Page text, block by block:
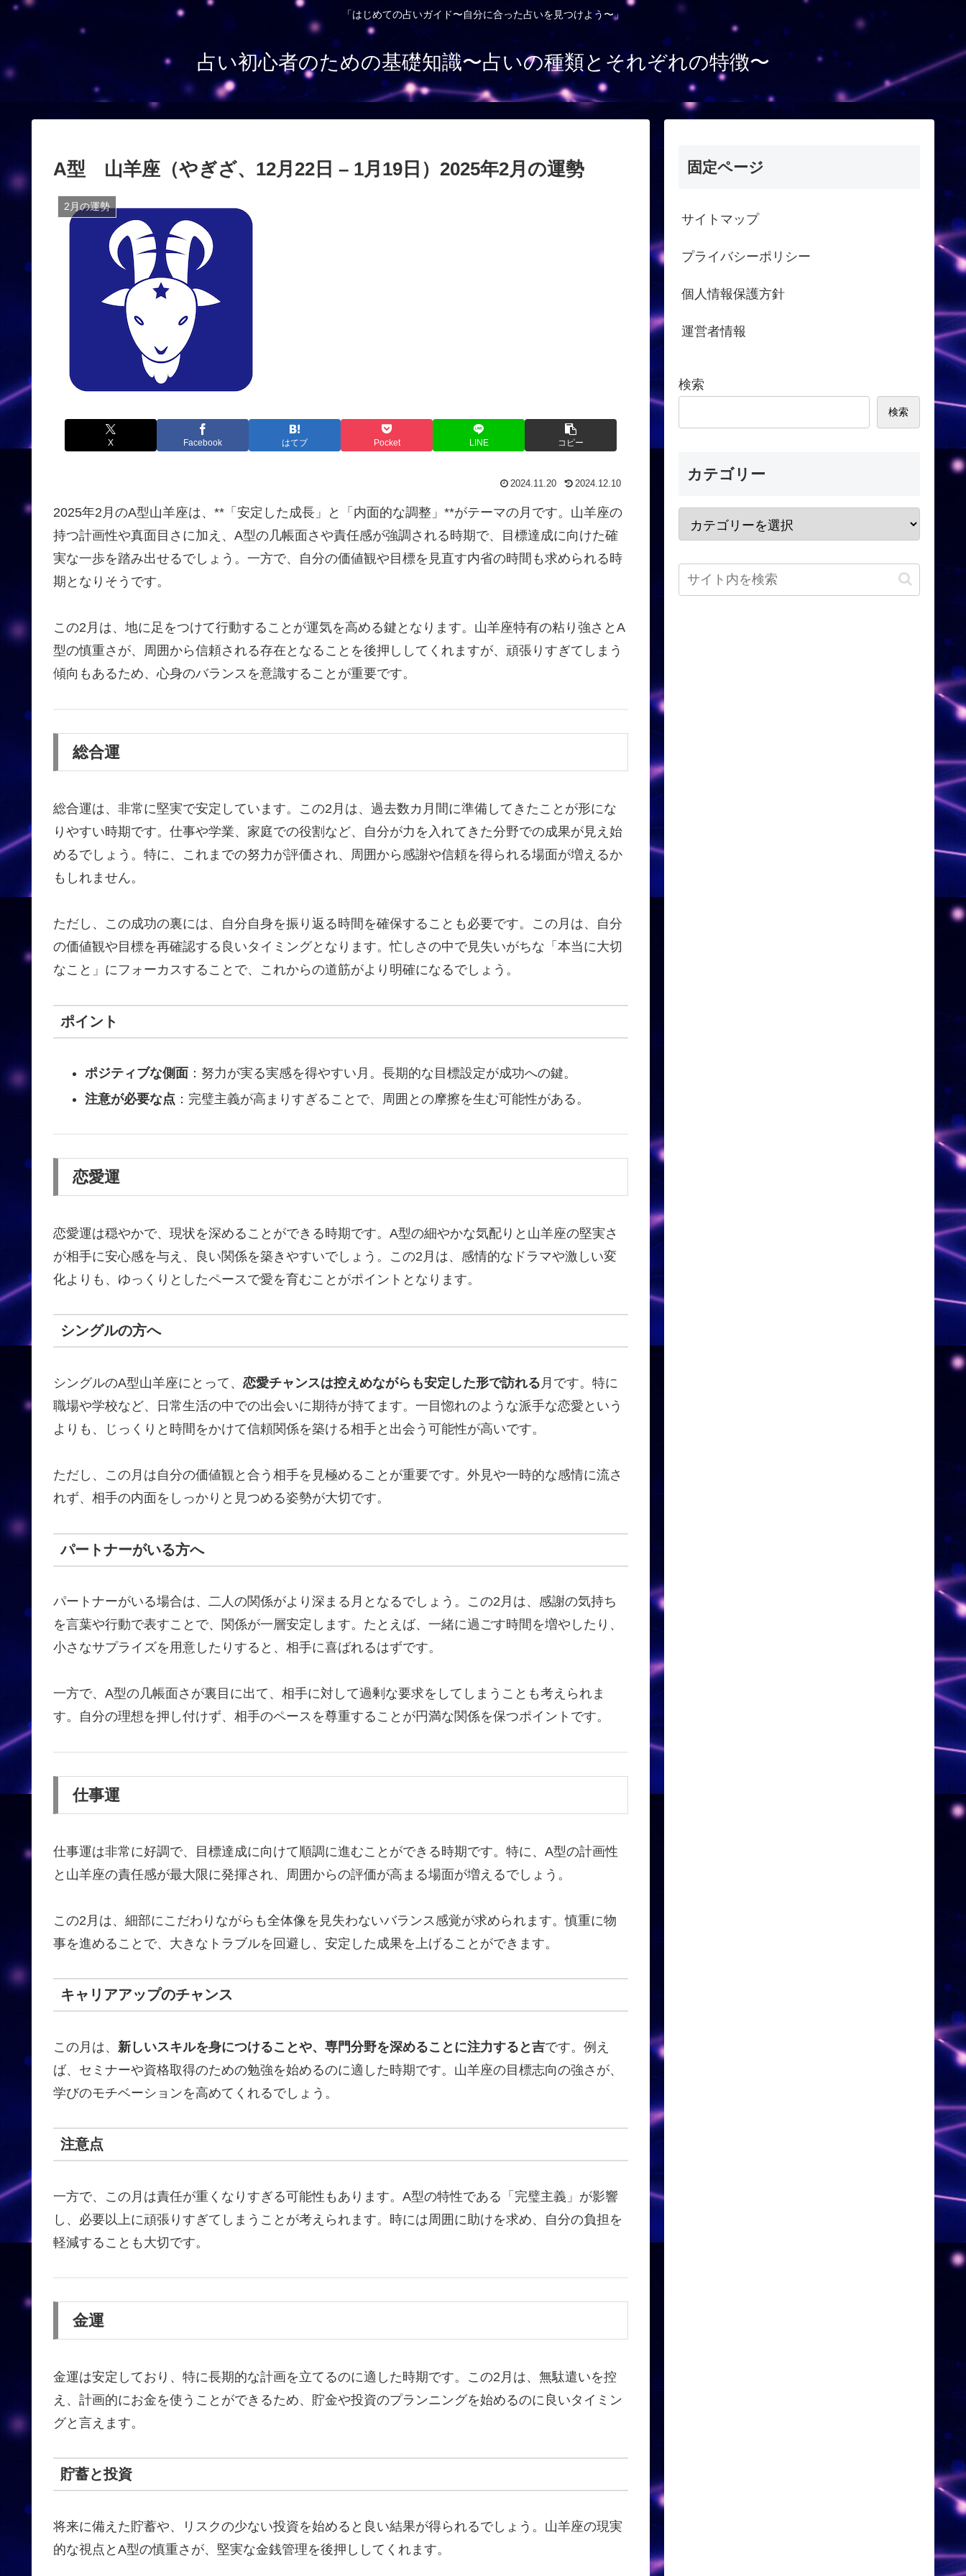
「はじめての占いガイド〜自分に合った占いを見つけよう〜」
占い初心者のための基礎知識〜占いの種類とそれぞれの特徴〜
A型 山羊座（やぎざ、12月22日 – 1月19日）2025年2月の運勢
2月の運勢
X Facebook はてブ Pocket LINE コピー
2024.11.20 2024.12.10
2025年2月のA型山羊座は、**「安定した成長」と「内面的な調整」**がテーマの月です。山羊座の
持つ計画性や真面目さに加え、A型の几帳面さや責任感が強調される時期で、目標達成に向けた確
実な一歩を踏み出せるでしょう。一方で、自分の価値観や目標を見直す内省の時間も求められる時
期となりそうです。
この2月は、地に足をつけて行動することが運気を高める鍵となります。山羊座特有の粘り強さとA
型の慎重さが、周囲から信頼される存在となることを後押ししてくれますが、頑張りすぎてしまう
傾向もあるため、心身のバランスを意識することが重要です。
総合運
総合運は、非常に堅実で安定しています。この2月は、過去数カ月間に準備してきたことが形にな
りやすい時期です。仕事や学業、家庭での役割など、自分が力を入れてきた分野での成果が見え始
めるでしょう。特に、これまでの努力が評価され、周囲から感謝や信頼を得られる場面が増えるか
もしれません。
ただし、この成功の裏には、自分自身を振り返る時間を確保することも必要です。この月は、自分
の価値観や目標を再確認する良いタイミングとなります。忙しさの中で見失いがちな「本当に大切
なこと」にフォーカスすることで、これからの道筋がより明確になるでしょう。
ポイント
ポジティブな側面：努力が実る実感を得やすい月。長期的な目標設定が成功への鍵。
注意が必要な点 ：完璧主義が高まりすぎることで、周囲との摩擦を生む可能性がある。
恋愛運
恋愛運は穏やかで、現状を深めることができる時期です。A型の細やかな気配りと山羊座の堅実さ
が相手に安心感を与え、良い関係を築きやすいでしょう。この2月は、感情的なドラマや激しい変
化よりも、ゆっくりとしたペースで愛を育むことがポイントとなります。
シングルの方へ
シングルのA型山羊座にとって、 恋愛チャンスは控えめながらも安定した形で訪れる 月です。特に
職場や学校など、日常生活の中での出会いに期待が持てます。一目惚れのような派手な恋愛という
よりも、じっくりと時間をかけて信頼関係を築ける相手と出会う可能性が高いです。
ただし、この月は自分の価値観と合う相手を見極めることが重要です。外見や一時的な感情に流さ
れず、相手の内面をしっかりと見つめる姿勢が大切です。
パートナーがいる方へ
パートナーがいる場合は、二人の関係がより深まる月となるでしょう。この2月は、感謝の気持ち
を言葉や行動で表すことで、関係が一層安定します。たとえば、一緒に過ごす時間を増やしたり、
小さなサプライズを用意したりすると、相手に喜ばれるはずです。
一方で、A型の几帳面さが裏目に出て、相手に対して過剰な要求をしてしまうことも考えられま
す。自分の理想を押し付けず、相手のペースを尊重することが円満な関係を保つポイントです。
仕事運
仕事運は非常に好調で、目標達成に向けて順調に進むことができる時期です。特に、A型の計画性
と山羊座の責任感が最大限に発揮され、周囲からの評価が高まる場面が増えるでしょう。
この2月は、細部にこだわりながらも全体像を見失わないバランス感覚が求められます。慎重に物
事を進めることで、大きなトラブルを回避し、安定した成果を上げることができます。
キャリアアップのチャンス
この月は、 新しいスキルを身につけることや、専門分野を深めることに注力すると吉です。例え
ば、セミナーや資格取得のための勉強を始めるのに適した時期です。山羊座の目標志向の強さが、
学びのモチベーションを高めてくれるでしょう。
注意点
一方で、この月は責任が重くなりすぎる可能性もあります。A型の特性である「完璧主義」が影響
し、必要以上に頑張りすぎてしまうことが考えられます。時には周囲に助けを求め、自分の負担を
軽減することも大切です。
金運
金運は安定しており、特に長期的な計画を立てるのに適した時期です。この2月は、無駄遣いを控
え、計画的にお金を使うことができるため、貯金や投資のプランニングを始めるのに良いタイミン
グと言えます。
貯蓄と投資
将来に備えた貯蓄や、リスクの少ない投資を始めると良い結果が得られるでしょう。山羊座の現実
的な視点とA型の慎重さが、堅実な金銭管理を後押ししてくれます。
固定ページ
サイトマップ
プライバシーポリシー
個人情報保護方針
運営者情報
検索
検索
カテゴリー